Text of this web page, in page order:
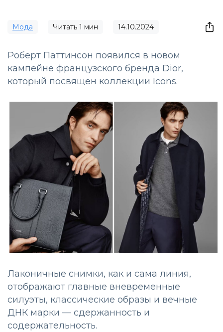
Мода Читать 1 мин 14.10.2024
Роберт Паттинсон появился в новом
кампейне французского бренда Dior,
который посвящен коллекции Icons.
Лаконичные снимки, как и сама линия,
отображают главные вневременные
силуэты, классические образы и вечные
ДНК марки — сдержанность и
содержательность.